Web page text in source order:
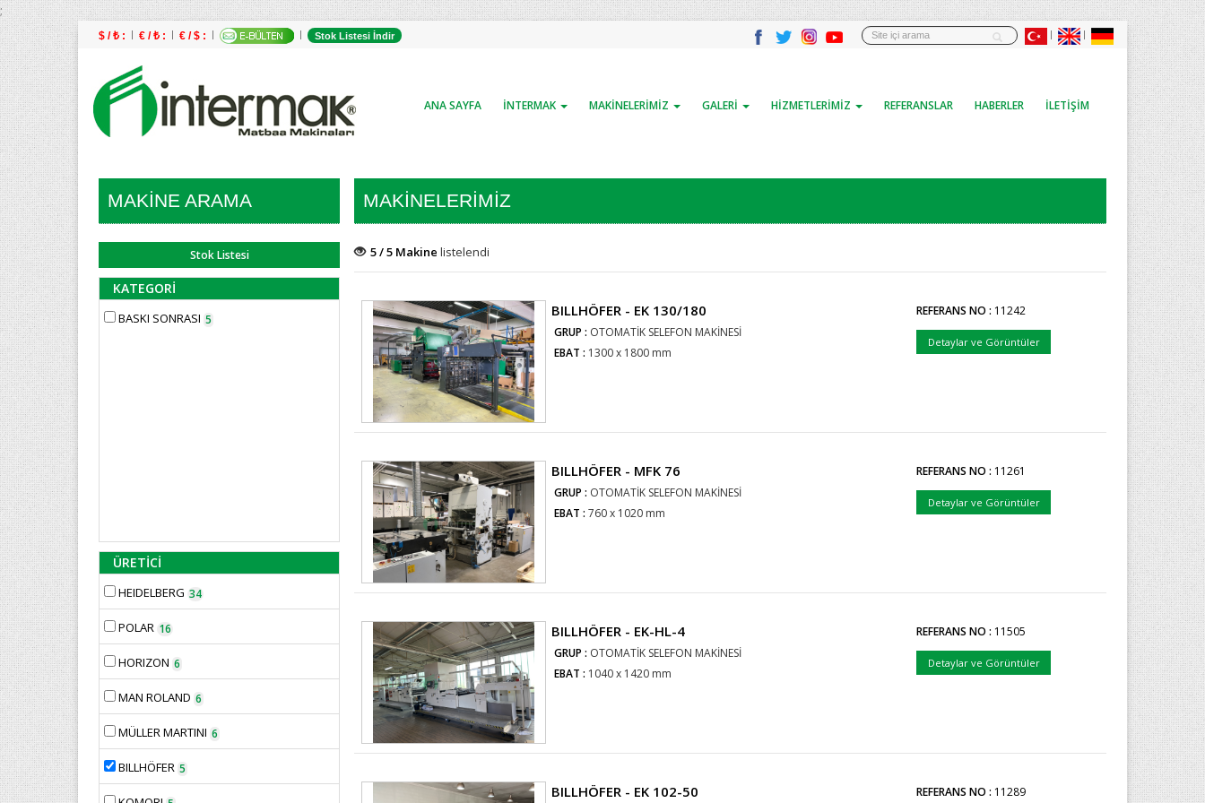
;
$ / ₺ : € / ₺ : € / $ : Stok Listesi İndir
ANA SAYFA İNTERMAK MAKİNELERİMİZ GALERİ HİZMETLERİMİZ REFERANSLAR HABERLER İLETİŞİM
MAKİNE ARAMA
Stok Listesi
KATEGORİ
BASKI SONRASI 5
ÜRETİCİ
HEIDELBERG 34
POLAR 16
HORIZON 6
MAN ROLAND 6
MÜLLER MARTINI 6
BILLHÖFER 5
MAKİNELERİMİZ
5 / 5 Makine listelendi
BILLHÖFER - EK 130/180
GRUP : OTOMATİK SELEFON MAKİNESİ
EBAT : 1300 x 1800 mm
REFERANS NO : 11242
Detaylar ve Görüntüler
BILLHÖFER - MFK 76
GRUP : OTOMATİK SELEFON MAKİNESİ
EBAT : 760 x 1020 mm
REFERANS NO : 11261
Detaylar ve Görüntüler
BILLHÖFER - EK-HL-4
GRUP : OTOMATİK SELEFON MAKİNESİ
EBAT : 1040 x 1420 mm
REFERANS NO : 11505
Detaylar ve Görüntüler
BILLHÖFER - EK 102-50 REFERANS NO : 11289